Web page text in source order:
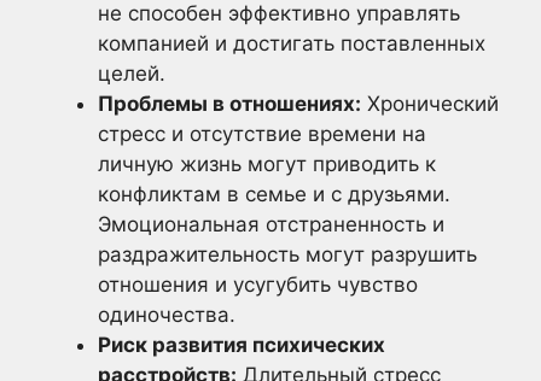
не способен эффективно управлять
компанией и достигать поставленных
целей.
Проблемы в отношениях: Хронический
стресс и отсутствие времени на
личную жизнь могут приводить к
конфликтам в семье и с друзьями.
Эмоциональная отстраненность и
раздражительность могут разрушить
отношения и усугубить чувство
одиночества.
Риск развития психических
расстройств: Длительный стресс